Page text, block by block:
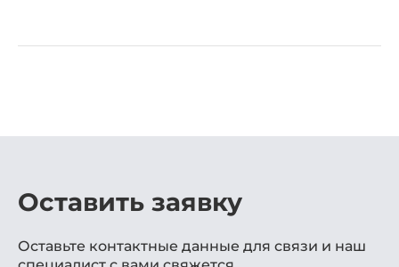
Оставить заявку
Оставьте контактные данные для связи и наш